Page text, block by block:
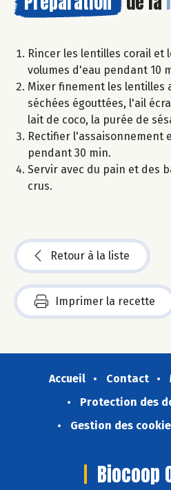
Rincer les lentilles corail et
volumes d'eau pendant 10
Mixer finement les lentilles
séchées égouttées, l'ail
lait de coco, la purée de
Rectifier l'assaisonnement
pendant 30 min.
Servir avec du pain et des
crus.
Retour à la liste
Imprimer la recette
Accueil Contact
Protection des
Gestion des
Biocoop